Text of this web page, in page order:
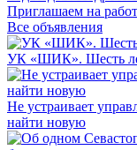
Приглашаем на
Все объявления
УК «ШИК». Шесть
Не устраивает
найти новую